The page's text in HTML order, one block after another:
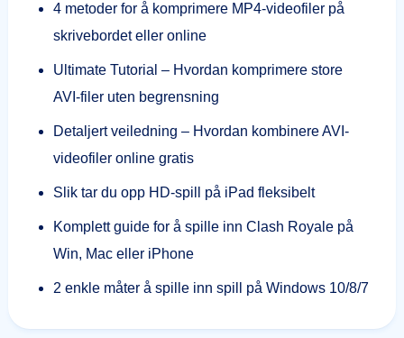
4 metoder for å komprimere MP4-videofiler på
skrivebordet eller online
Ultimate Tutorial – Hvordan komprimere store
AVI-filer uten begrensning
Detaljert veiledning – Hvordan kombinere AVI-
videofiler online gratis
Slik tar du opp HD-spill på iPad fleksibelt
Komplett guide for å spille inn Clash Royale på
Win, Mac eller iPhone
2 enkle måter å spille inn spill på Windows 10/8/7